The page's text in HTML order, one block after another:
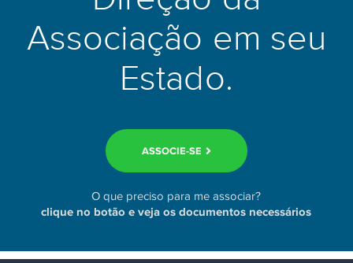
Associação em seu
Estado.
ASSOCIE-SE
O que preciso para me associar?
clique no botão e veja os documentos necessários